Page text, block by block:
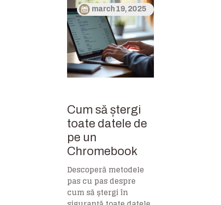
march 19, 2025
Cum să ștergi
toate datele de
pe un
Chromebook
Descoperă metodele
pas cu pas despre
cum să ștergi în